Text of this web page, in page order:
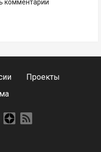
комментарии
Проекты